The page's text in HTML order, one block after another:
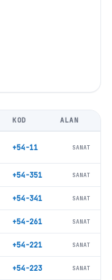
KOD ALAN
+54-11 SANAT
+54-351 SANAT
+54-341 SANAT
+54-261 SANAT
+54-221 SANAT
+54-223 SANAT